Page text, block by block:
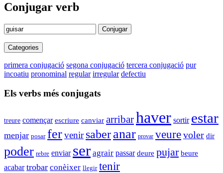
Conjugar verb
Conjugar
Categories
primera conjugació segona conjugació tercera conjugació pur
incoatiu pronominal regular irregular defectiu
Els verbs més conjugats
treure començar escriure canviar arribarhaver sortir estar
menjar posar fervenir saberanar provar veurevoler dir
poder rebre enviar ser agrair passar deure pujar beure
acabar trobar conèixer llegir tenir